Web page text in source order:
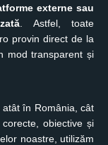
externe sau
. Astfel, toate
provin direct de la
mod transparent și
în România, cât
obiective și
noastre, utilizăm